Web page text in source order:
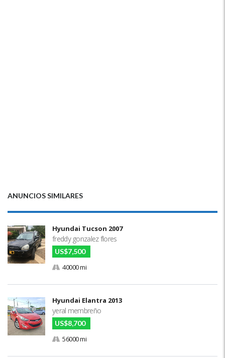
ANUNCIOS SIMILARES
Hyundai Tucson 2007
freddy gonzalez flores
US$7,500
40000 mi
Hyundai Elantra 2013
yeral membreño
US$8,700
56000 mi